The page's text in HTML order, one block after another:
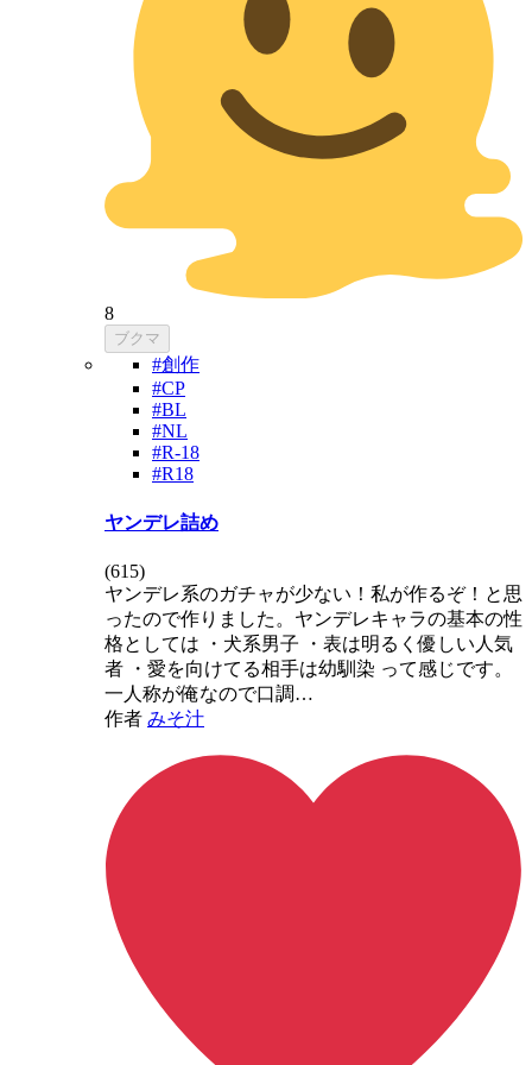
8
ブクマ
#創作
#CP
#BL
#NL
#R-18
#R18
ヤンデレ詰め
(615)
ヤンデレ系のガチャが少ない！私が作るぞ！と思
ったので作りました。ヤンデレキャラの基本の性
格としては ・犬系男子 ・表は明るく優しい人気
者 ・愛を向けてる相手は幼馴染 って感じです。
一人称が俺なので口調…
作者 みそ汁